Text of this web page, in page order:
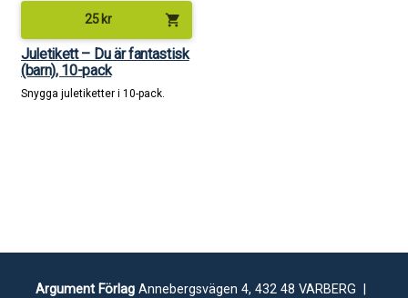
25 kr shopping_cart
Juletikett – Du är fantastisk
(barn), 10-pack
Snygga juletiketter i 10-pack.
Argument FörlagAnnebergsvägen 4, 432 48 VARBERG |